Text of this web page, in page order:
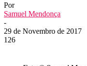
Por
Samuel Mendonça
-
29 de Novembro de 2017
126